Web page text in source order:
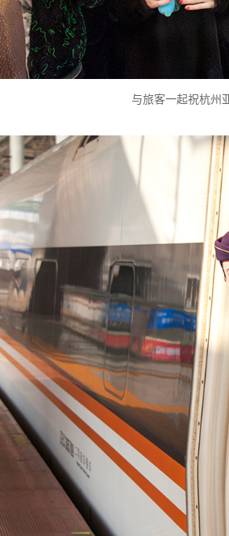
与旅客一起祝杭州